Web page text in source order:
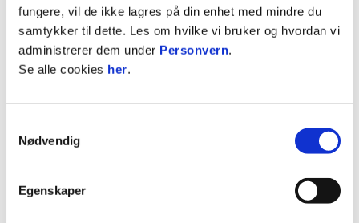
fungere, vil de ikke lagres på din enhet med mindre du
samtykker til dette. Les om hvilke vi bruker og hvordan vi
administrerer dem under Personvern.
Se alle cookies her.
Nødvendig
Egenskaper
PÅMELDING TIL KFUMS FOTBALLSKOLER I 2026